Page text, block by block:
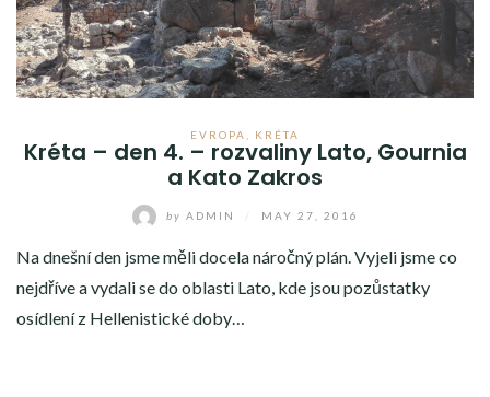
EVROPA KRÉTA
Kréta – den 4. – rozvaliny Lato, Gournia
a Kato Zakros
by ADMIN MAY 27, 2016
Na dnešní den jsme měli docela náročný plán. Vyjeli jsme co
nejdříve a vydali se do oblasti Lato, kde jsou pozůstatky
osídlení z Hellenistické doby…